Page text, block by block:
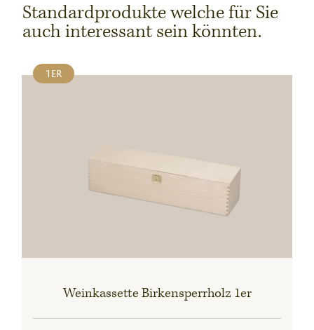
Standardprodukte welche für Sie
auch interessant sein könnten.
1ER
Weinkassette Birkensperrholz 1er